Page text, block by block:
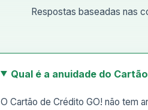
Respostas baseadas nas
Qual é a anuidade do
O Cartão de Crédito GO! não tem